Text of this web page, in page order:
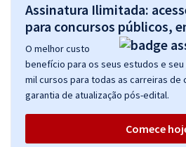
Assinatura Ilimitada:
para concursos públicos,
O melhor custo
benefício para os seus estudos e seu
mil cursos para todas as carreiras de
garantia de atualização pós-edital.
Comece